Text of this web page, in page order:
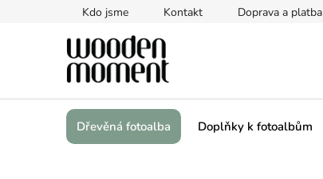
Kdo jsme Kontakt Doprava a platba
Dřevěná fotoalba Doplňky k fotoalbům